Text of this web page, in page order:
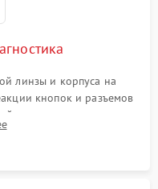
линзы и корпуса на
кнопок и разъемов
сигнатуры на экран,
системных